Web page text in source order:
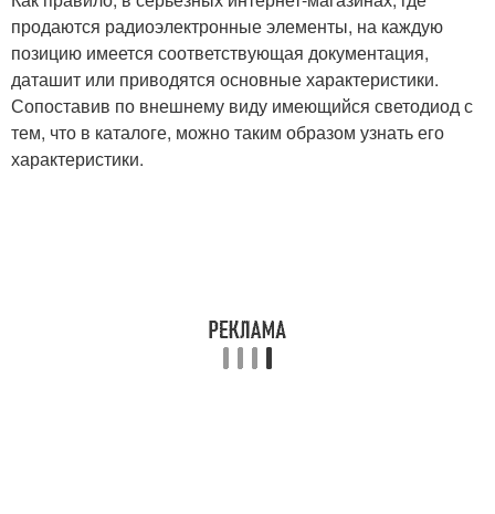
продаются радиоэлектронные элементы, на каждую
позицию имеется соответствующая документация,
даташит или приводятся основные характеристики.
Сопоставив по внешнему виду имеющийся светодиод с
тем, что в каталоге, можно таким образом узнать его
характеристики.